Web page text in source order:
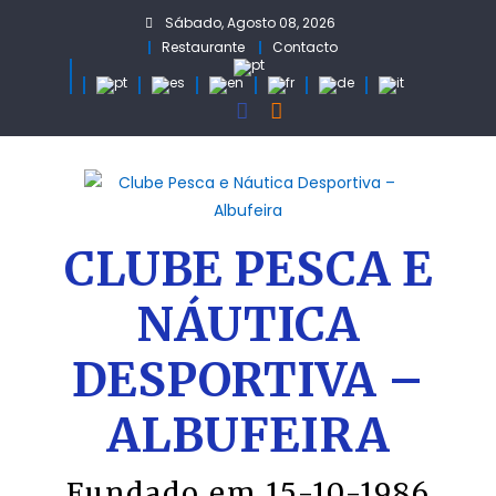
Sábado, Agosto 08, 2026
Restaurante
Contacto
CLUBE PESCA E
NÁUTICA
DESPORTIVA –
ALBUFEIRA